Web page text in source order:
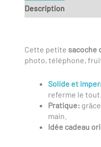
Description
Cette petite sacoche
photo, téléphone,
Solide et
referme le tout.
Pratique:
main.
Idée cadeau